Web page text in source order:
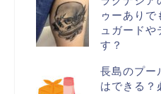
ゥーありで
ュガードや
す？
長島のプー
はできる？